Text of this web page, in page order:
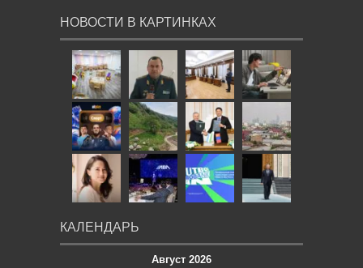
НОВОСТИ В КАРТИНКАХ
КАЛЕНДАРЬ
Август 2026